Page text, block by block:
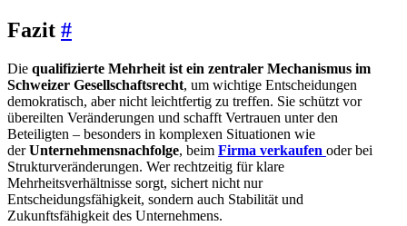
Fazit #
Die qualifizierte Mehrheit ist ein zentraler Mechanismus im
Schweizer Gesellschaftsrecht, um wichtige Entscheidungen
demokratisch, aber nicht leichtfertig zu treffen. Sie schützt vor
übereilten Veränderungen und schafft Vertrauen unter den
Beteiligten – besonders in komplexen Situationen wie
derUnternehmensnachfolge, beim Firma verkaufen oder bei
Strukturveränderungen. Wer rechtzeitig für klare
Mehrheitsverhältnisse sorgt, sichert nicht nur
Entscheidungsfähigkeit, sondern auch Stabilität und
Zukunftsfähigkeit des Unternehmens.